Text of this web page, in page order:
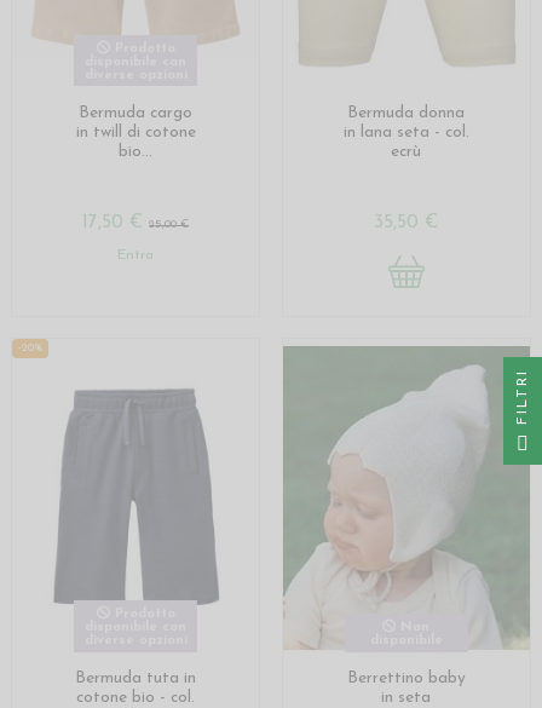
Bermuda cargo
in twill di cotone
bio...
17,50 €25,00 €
Entra
Bermuda donna
in lana seta - col.
ecrù
35,50 €
-20%
Bermuda tuta in
cotone bio - col.
Berrettino baby
in seta
I